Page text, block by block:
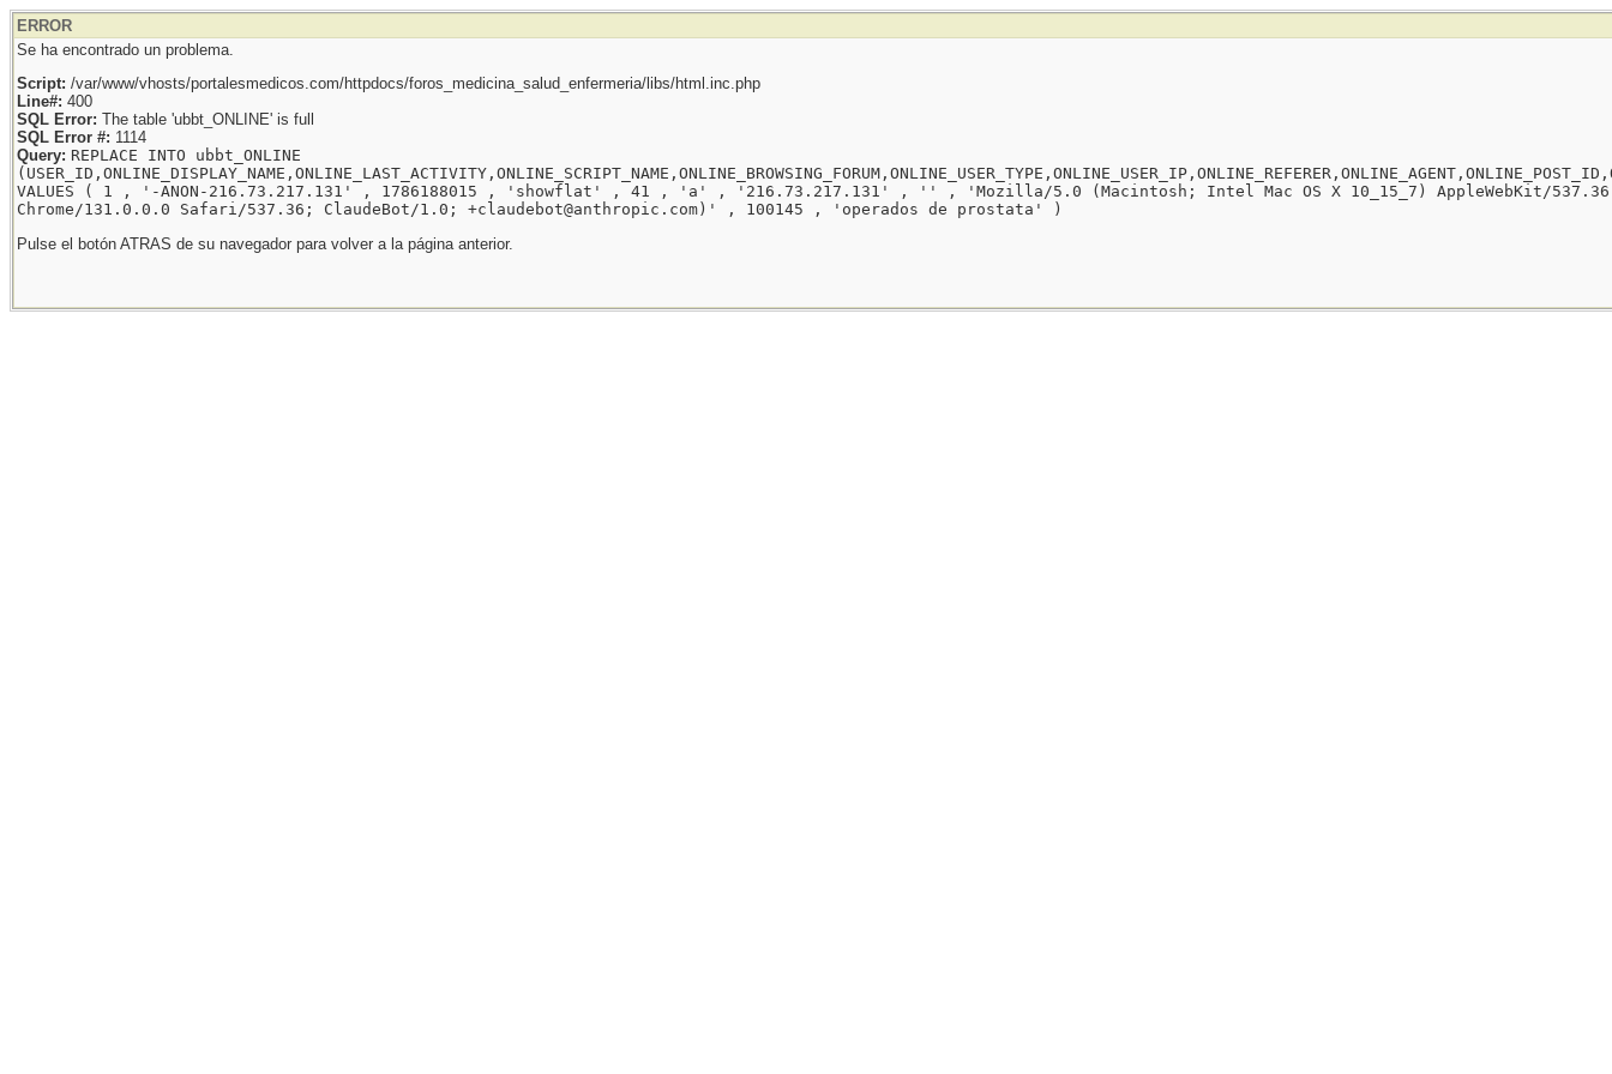
ERROR
Se ha encontrado un problema.
Script: /var/www/vhosts/portalesmedicos.com/httpdocs/foros_medicina_salud_enfermeria/libs/html.inc.php
Line#: 400
SQL Error: The table 'ubbt_ONLINE' is full
SQL Error #: 1114
Query: REPLACE INTO ubbt_ONLINE
VALUES ( 1 , '-ANON-216.73.217.131' , 1786188015 , 'showflat' , 41 , 'a' , '216.73.217.131' , '' , 'Mozilla/5.0 (Macintosh; Intel Mac OS X 10_15_7) AppleWebKit/537.36
Chrome/131.0.0.0 Safari/537.36; ClaudeBot/1.0; +claudebot@anthropic.com)' , 100145 , 'operados de prostata' )
Pulse el botón ATRAS de su navegador para volver a la página anterior.